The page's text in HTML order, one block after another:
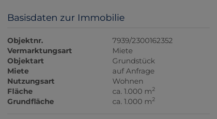
Basisdaten zur Immobilie
Objektnr.
7939/2300162352
Vermarktungsart
Miete
Objektart
Grundstück
Miete
auf Anfrage
Nutzungsart
Wohnen
Fläche
ca. 1.000 m2
Grundfläche ca. 1.000 m2